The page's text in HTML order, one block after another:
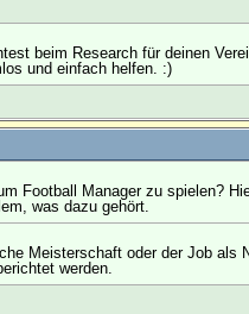
beim Research für deinen
und einfach helfen. :)
Football Manager zu spielen?
was dazu gehört.
Meisterschaft oder der Job als
werden.